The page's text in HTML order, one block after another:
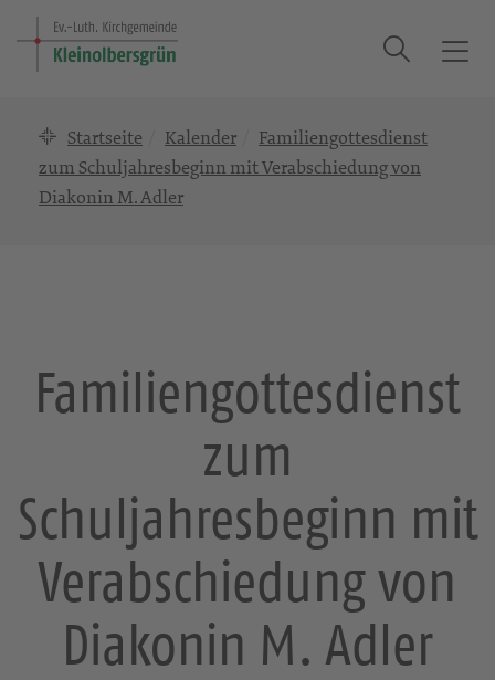
T
t
Suche
Startseite Kalender
Familiengottesdienst
zum Schuljahresbeginn mit Verabschiedung von
Diakonin M. Adler
Familiengottesdienst
zum
Schuljahresbeginn mit
Verabschiedung von
Diakonin M. Adler